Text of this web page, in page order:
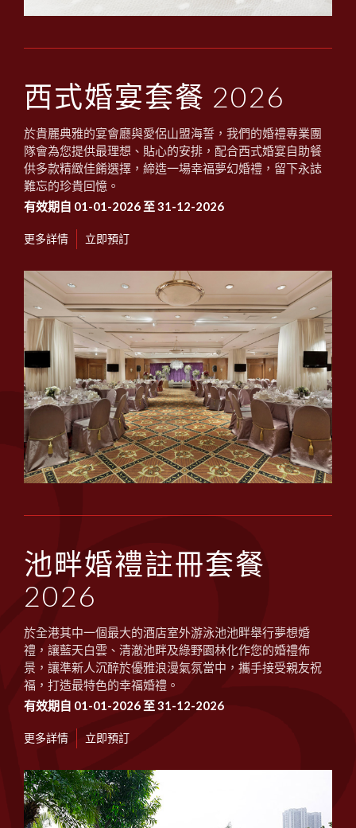
西式婚宴套餐 2026
於貴麗典雅的宴會廳與愛侶山盟海誓，我們的婚禮專業團
隊會為您提供最理想、貼心的安排，配合西式婚宴自助餐
供多款精緻佳餚選擇，締造一場幸福夢幻婚禮，留下永誌
難忘的珍貴回憶。
有效期自 01-01-2026 至 31-12-2026
更多詳情 立即預訂
池畔婚禮註冊套餐
2026
於全港其中一個最大的酒店室外游泳池池畔舉行夢想婚
禮，讓藍天白雲、清澈池畔及綠野園林化作您的婚禮佈
景，讓準新人沉醉於優雅浪漫氣氛當中，攜手接受親友祝
福，打造最特色的幸福婚禮。
有效期自 01-01-2026 至 31-12-2026
更多詳情 立即預訂